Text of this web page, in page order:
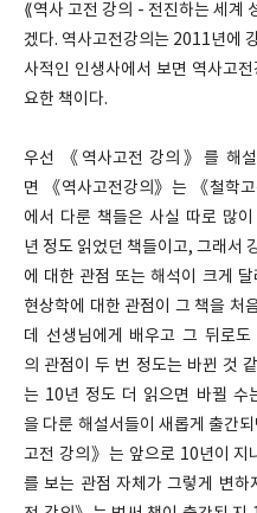
⟪역사 고전 강의 - 전진하는 세계
겠다. 역사고전강의는 2011년에
사적인 인생사에서 보면 역사고
요한 책이다.
우선 《역사고전 강의》를 해
면 《역사고전강의》는 《철학
에서 다룬 책들은 사실 따로 많
년 정도 읽었던 책들이고, 그래서
에 대한 관점 또는 해석이 크게
현상학에 대한 관점이 그 책을 처
데 선생님에게 배우고 그 뒤로
의 관점이 두 번 정도는 바뀐 것
는 10년 정도 더 읽으면 바뀔 수
을 다룬 해설서들이 새롭게 출간
고전 강의》는 앞으로 10년이 지
를 보는 관점 자체가 그렇게 변